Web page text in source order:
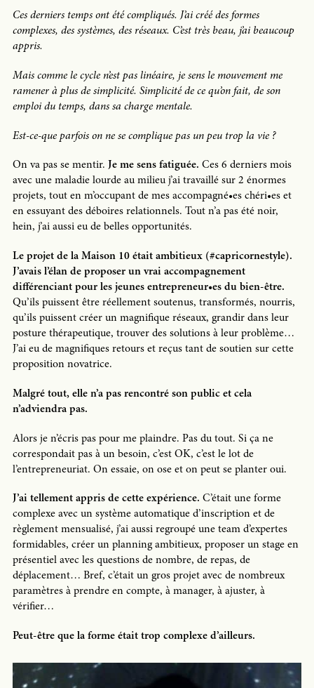
Ces derniers temps ont été compliqués. J’ai créé des formes
complexes, des systèmes, des réseaux. C’est très beau, j’ai beaucoup
appris.
Mais comme le cycle n’est pas linéaire, je sens le mouvement me
ramener à plus de simplicité. Simplicité de ce qu’on fait, de son
emploi du temps, dans sa charge mentale.
Est-ce-que parfois on ne se complique pas un peu trop la vie ?
On va pas se mentir. Je me sens fatiguée. Ces 6 derniers mois
avec une maladie lourde au milieu j’ai travaillé sur 2 énormes
projets, tout en m’occupant de mes accompagné•es chéri•es et
en essuyant des déboires relationnels. Tout n’a pas été noir,
hein, j’ai aussi eu de belles opportunités.
Le projet de la Maison 10 était ambitieux (#capricornestyle).
J’avais l’élan de proposer un vrai accompagnement
différenciant pour les jeunes entrepreneur•es du bien-être.
Qu’ils puissent être réellement soutenus, transformés, nourris,
qu’ils puissent créer un magnifique réseaux, grandir dans leur
posture thérapeutique, trouver des solutions à leur problème…
J’ai eu de magnifiques retours et reçus tant de soutien sur cette
proposition novatrice.
Malgré tout, elle n’a pas rencontré son public et cela
n’adviendra pas.
Alors je n’écris pas pour me plaindre. Pas du tout. Si ça ne
correspondait pas à un besoin, c’est OK, c’est le lot de
l’entrepreneuriat. On essaie, on ose et on peut se planter oui.
J’ai tellement appris de cette expérience. C’était une forme
complexe avec un système automatique d’inscription et de
règlement mensualisé, j’ai aussi regroupé une team d’expertes
formidables, créer un planning ambitieux, proposer un stage en
présentiel avec les questions de nombre, de repas, de
déplacement… Bref, c’était un gros projet avec de nombreux
paramètres à prendre en compte, à manager, à ajuster, à
vérifier…
Peut-être que la forme était trop complexe d’ailleurs.